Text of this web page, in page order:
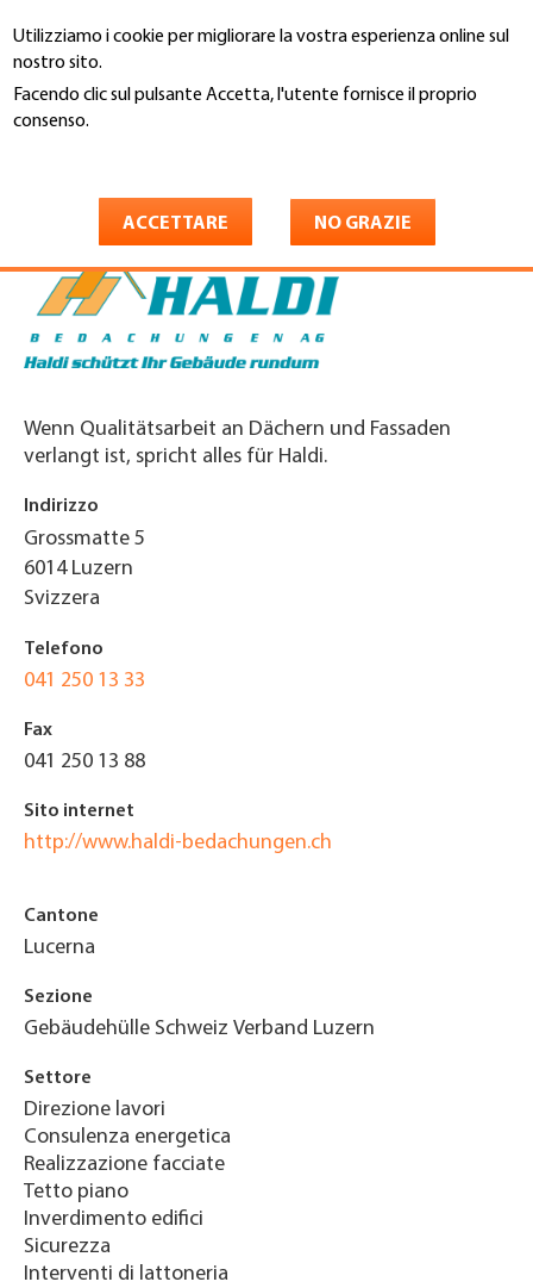
Utilizziamo i cookie per migliorare la vostra esperienza online sul
nostro sito.
Facendo clic sul pulsante Accetta, l'utente fornisce il proprio
consenso.
ACCETTARE NO GRAZIE
al
contenuto
principale
You
Wenn Qualitätsarbeit an Dächern und Fassaden
verlangt ist, spricht alles für Haldi.
Indirizzo
Grossmatte 5
6014 Luzern
Svizzera
Telefono
041 250 13 33
Fax
041 250 13 88
Sito internet
http://www.haldi-bedachungen.ch
Cantone
Lucerna
Sezione
Gebäudehülle Schweiz Verband Luzern
Settore
Direzione lavori
Consulenza energetica
Realizzazione facciate
Tetto piano
Inverdimento edifici
Sicurezza
Interventi di lattoneria